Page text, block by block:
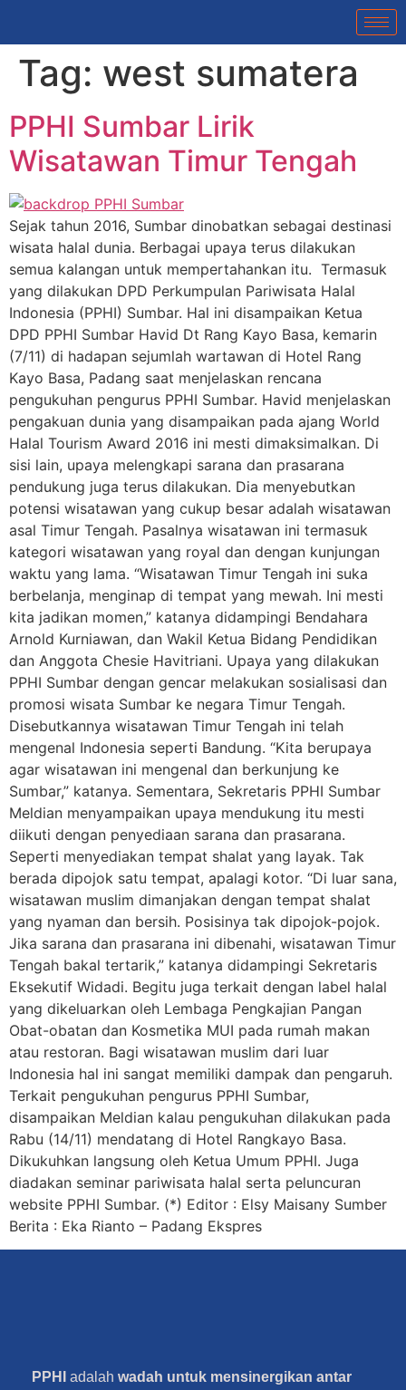
Tag: west sumatera
PPHI Sumbar Lirik
Wisatawan Timur Tengah
Sejak tahun 2016, Sumbar dinobatkan sebagai destinasi
wisata halal dunia. Berbagai upaya terus dilakukan
semua kalangan untuk mempertahankan itu. Termasuk
yang dilakukan DPD Perkumpulan Pariwisata Halal
Indonesia (PPHI) Sumbar. Hal ini disampaikan Ketua
DPD PPHI Sumbar Havid Dt Rang Kayo Basa, kemarin
(7/11) di hadapan sejumlah wartawan di Hotel Rang
Kayo Basa, Padang saat menjelaskan rencana
pengukuhan pengurus PPHI Sumbar. Havid menjelaskan
pengakuan dunia yang disampaikan pada ajang World
Halal Tourism Award 2016 ini mesti dimaksimalkan. Di
sisi lain, upaya melengkapi sarana dan prasarana
pendukung juga terus dilakukan. Dia menyebutkan
potensi wisatawan yang cukup besar adalah wisatawan
asal Timur Tengah. Pasalnya wisatawan ini termasuk
kategori wisatawan yang royal dan dengan kunjungan
waktu yang lama. “Wisatawan Timur Tengah ini suka
berbelanja, menginap di tempat yang mewah. Ini mesti
kita jadikan momen,” katanya didampingi Bendahara
Arnold Kurniawan, dan Wakil Ketua Bidang Pendidikan
dan Anggota Chesie Havitriani. Upaya yang dilakukan
PPHI Sumbar dengan gencar melakukan sosialisasi dan
promosi wisata Sumbar ke negara Timur Tengah.
Disebutkannya wisatawan Timur Tengah ini telah
mengenal Indonesia seperti Bandung. “Kita berupaya
agar wisatawan ini mengenal dan berkunjung ke
Sumbar,” katanya. Sementara, Sekretaris PPHI Sumbar
Meldian menyampaikan upaya mendukung itu mesti
diikuti dengan penyediaan sarana dan prasarana.
Seperti menyediakan tempat shalat yang layak. Tak
berada dipojok satu tempat, apalagi kotor. “Di luar sana,
wisatawan muslim dimanjakan dengan tempat shalat
yang nyaman dan bersih. Posisinya tak dipojok-pojok.
Jika sarana dan prasarana ini dibenahi, wisatawan Timur
Tengah bakal tertarik,” katanya didampingi Sekretaris
Eksekutif Widadi. Begitu juga terkait dengan label halal
yang dikeluarkan oleh Lembaga Pengkajian Pangan
Obat-obatan dan Kosmetika MUI pada rumah makan
atau restoran. Bagi wisatawan muslim dari luar
Indonesia hal ini sangat memiliki dampak dan pengaruh.
Terkait pengukuhan pengurus PPHI Sumbar,
disampaikan Meldian kalau pengukuhan dilakukan pada
Rabu (14/11) mendatang di Hotel Rangkayo Basa.
Dikukuhkan langsung oleh Ketua Umum PPHI. Juga
diadakan seminar pariwisata halal serta peluncuran
website PPHI Sumbar. (*) Editor : Elsy Maisany Sumber
Berita : Eka Rianto – Padang Ekspres
PPHI adalah wadah untuk mensinergikan antar